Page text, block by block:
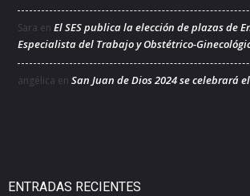
Sara en El SES publica la elección de plazas de
Especialista del Trabajo y Obstétrico-
angélica en San Juan de Dios 2024 se celebrará
ENTRADAS RECIENTES